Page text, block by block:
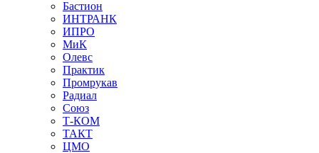
Бастион
ИНТРАНК
ИПРО
МиК
Олевс
Практик
Промрукав
Радиал
Союз
Т-КОМ
ТАКТ
ЦМО